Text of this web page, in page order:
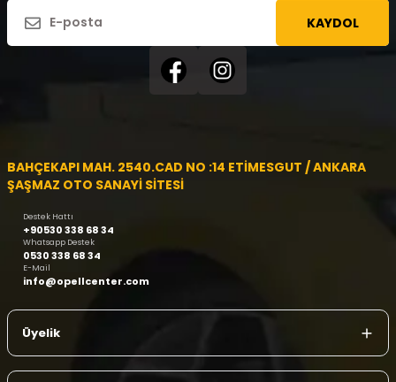
KAYDOL
BAHÇEKAPI MAH. 2540.CAD NO :14 ETİMESGUT / ANKARA
ŞAŞMAZ OTO SANAYİ SİTESİ
Destek Hattı
+90530 338 68 34
Whatsapp Destek
0530 338 68 34
E-Mail
info@opellcenter.com
Üyelik